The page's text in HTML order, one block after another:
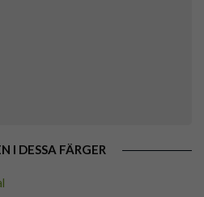
I DESSA FÄRGER